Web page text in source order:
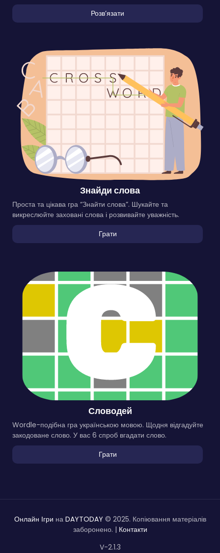
Розвʼязати
Знайди слова
Проста та цікава гра “Знайти слова”. Шукайте та
викреслюйте заховані слова і розвивайте уважність.
Грати
Словодей
Wordle-подібна гра українською мовою. Щодня відгадуйте
закодоване слово. У вас 6 спроб вгадати слово.
Грати
Онлайн Ігри на DAYTODAY © 2025. Копіювання матеріалів
заборонено. | Контакти
V-2.1.3